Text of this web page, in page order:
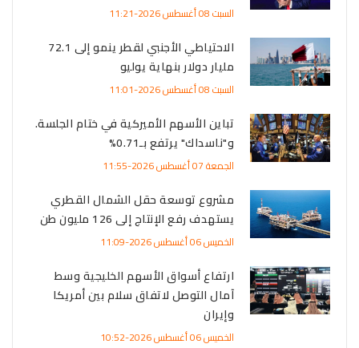
السبت 08 أغسطس 2026-11:21
الاحتياطي الأجنبي لقطر ينمو إلى 72.1
مليار دولار بنهاية يوليو
السبت 08 أغسطس 2026-11:01
تباين الأسهم الأميركية في ختام الجلسة.
و"ناسداك" يرتفع بـ0.71%
الجمعة 07 أغسطس 2026-11:55
مشروع توسعة حقل الشمال القطري
يستهدف رفع الإنتاج إلى 126 مليون طن
الخميس 06 أغسطس 2026-11:09
ارتفاع أسواق الأسهم الخليجية وسط
آمال التوصل لاتفاق سلام بين أمريكا
وإيران
الخميس 06 أغسطس 2026-10:52